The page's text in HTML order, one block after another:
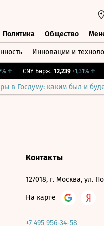
Политика Общество
Инновации и
↑ CNY Бирж. 12,239 +1,31%↑
в Госдуму: каким был и
Контакты
127018, г. Москва, ул.
На карте
+7 495 956-34-58